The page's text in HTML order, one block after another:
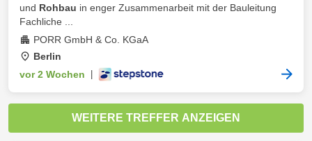
und Rohbau in enger Zusammenarbeit mit der Bauleitung
Fachliche ...
PORR GmbH & Co. KGaA
Berlin
vor 2 Wochen
WEITERE TREFFER ANZEIGEN